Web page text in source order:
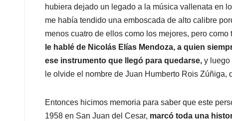
p
p
o
k
I
n
s
hubiera dejado un legado a la música vallenata en
me había tendido una emboscada de alto calibre
menos cuatro de ellos como los mejores, pero
le hablé de Nicolás Elías Mendoza, a quien
ese instrumento que llegó para quedarse, y luego
le olvide el nombre de Juan Humberto Rois Zúñiga,
Entonces hicimos memoria para saber que este
1958 en San Juan del Cesar, marcó toda una